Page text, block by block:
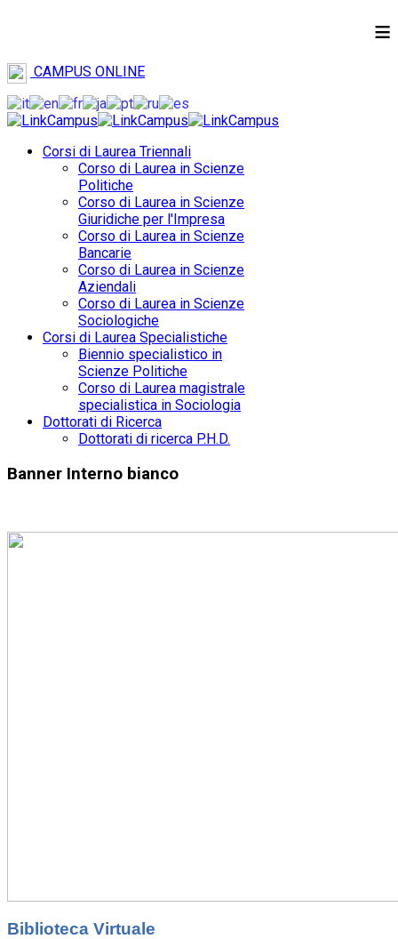
≡
CAMPUS ONLINE
Corsi di Laurea Triennali
Corso di Laurea in Scienze
Politiche
Corso di Laurea in Scienze
Giuridiche per l'Impresa
Corso di Laurea in Scienze
Bancarie
Corso di Laurea in Scienze
Aziendali
Corso di Laurea in Scienze
Sociologiche
Corsi di Laurea Specialistiche
Biennio specialistico in
Scienze Politiche
Corso di Laurea magistrale
specialistica in Sociologia
Dottorati di Ricerca
Dottorati di ricerca P.H.D.
Banner Interno bianco
Biblioteca Virtuale